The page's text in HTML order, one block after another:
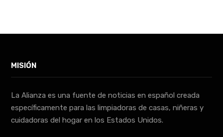
MISIÓN
La Alianza es una fuente de noticias en español creada
específicamente para las limpiadoras de casas, niñeras y
cuidadoras del hogar en los Estados Unidos.